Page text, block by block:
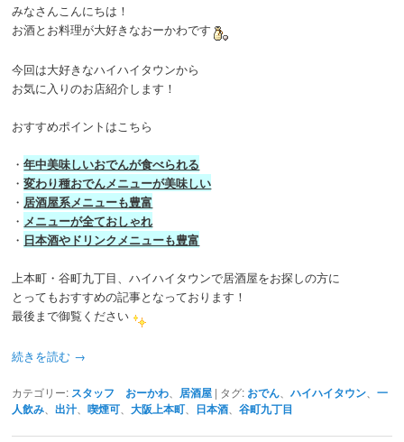
みなさんこんにちは！
お酒とお料理が大好きなおーかわです
今回は大好きなハイハイタウンから
お気に入りのお店紹介します！
おすすめポイントはこちら
・年中美味しいおでんが食べられる
・変わり種おでんメニューが美味しい
・ 居酒屋系メニューも豊富
・ メニューが全ておしゃれ
・ 日本酒やドリンクメニューも豊富
上本町・谷町九丁目、ハイハイタウンで居酒屋をお探しの方に
とってもおすすめの記事となっております！
最後まで御覧ください
続きを読む →
カテゴリー: スタッフ おーかわ 居酒屋 | タグ: おでん 、ハイハイタウン 、一
人飲み 、出汁、喫煙可 、大阪上本町、 日本酒 、谷町九丁目